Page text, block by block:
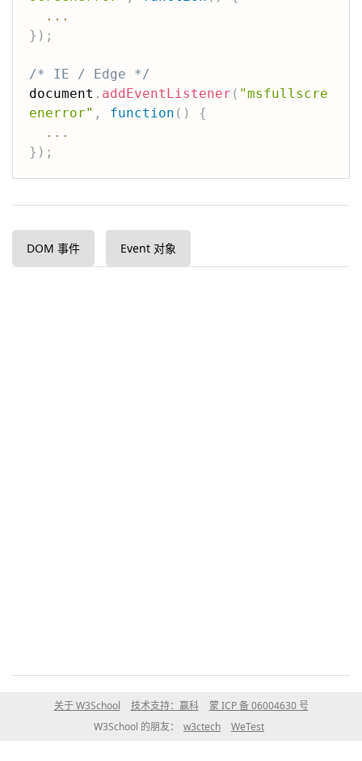
...
} ) ;
/* IE / Edge */
document . addEventListener ( "msfullscre
enerror" , function ( )
{
...
} ) ;
DOM 事件 Event 对象
关于 W3School 技术支持：赢科
蒙 ICP 备 06004630 号
W3School 的朋友：
w3ctech WeTest